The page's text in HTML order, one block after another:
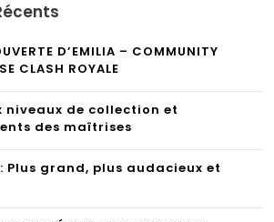
D’EMILIA – COMMUNITY
CLASH ROYALE
niveaux de collection et
des maîtrises
: Plus grand, plus audacieux et